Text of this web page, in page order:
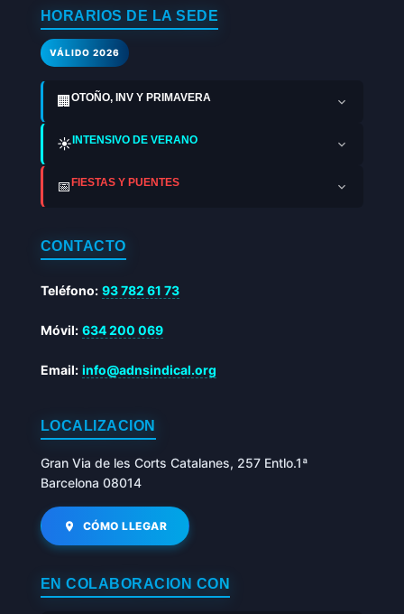
HORARIOS DE LA SEDE
VÁLIDO 2026
🏢 OTOÑO, INV Y PRIMAVERA
☀️INTENSIVO DE VERANO
📅FIESTAS Y PUENTES
CONTACTO
Teléfono: 93 782 61 73
Móvil: 634 200 069
Email: info@adnsindical.org
LOCALIZACIÓN
Gran Via de les Corts Catalanes, 257 Entlo.1ª
Barcelona 08014
CÓMO LLEGAR
EN COLABORACIÓN CON